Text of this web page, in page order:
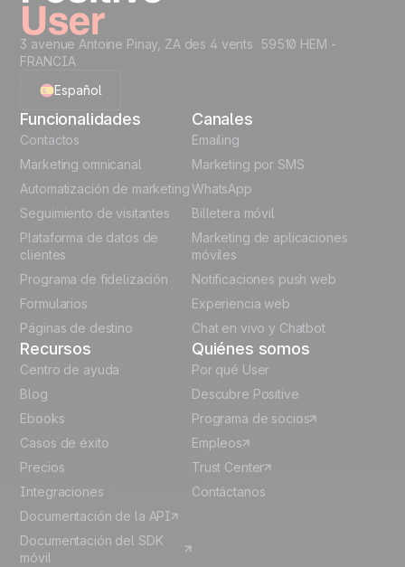
desarrollador.
3 avenue Antoine Pinay, ZA des 4 vents 59510 HEM -
FRANCIA
Español
English
French
Polish
German
Funcionalidades
Contactos
Marketing omnicanal
Automatización de marketing
Seguimiento de visitantes
Plataforma de datos de
clientes
Programa de fidelización
Formularios
Páginas de destino
Canales
Emailing
Marketing por SMS
WhatsApp
Billetera móvil
Marketing de aplicaciones
móviles
Notificaciones push web
Experiencia web
Chat en vivo y Chatbot
Recursos
Centro de ayuda
Blog
Ebooks
Casos de éxito
Precios
Integraciones
Documentación de la API
Documentación del SDK
móvil
Quiénes somos
Por qué User
Descubre Positive
Programa de socios
Empleos
Trust Center
Contáctanos